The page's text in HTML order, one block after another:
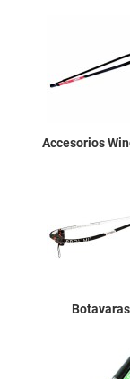
Accesorios
Botavaras